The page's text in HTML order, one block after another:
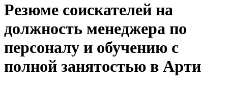
Резюме соискателей на
должность менеджера по
персоналу и обучению с
полной занятостью в Арти